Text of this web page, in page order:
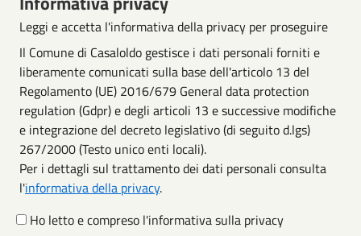
Leggi e accetta l'informativa della privacy per proseguire
Il Comune di Casaloldo gestisce i dati personali forniti e
liberamente comunicati sulla base dell'articolo 13 del
Regolamento (UE) 2016/679 General data protection
regulation (Gdpr) e degli articoli 13 e successive modifiche
e integrazione del decreto legislativo (di seguito d.lgs)
267/2000 (Testo unico enti locali).
Per i dettagli sul trattamento dei dati personali consulta
l'informativa della privacy.
Ho letto e compreso l'informativa sulla privacy